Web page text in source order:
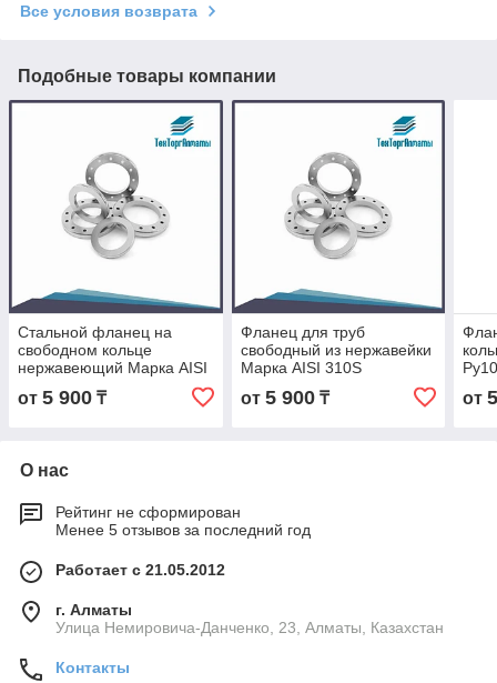
Все условия возврата
Подобные товары компании
Стальной фланец на
свободном кольце
нержавеющий Марка AISI
от 5 900 ₸
Фланец для труб
свободный из нержавейки
Марка AISI 310S
от 5 900₸ от
О нас
Рейтинг не сформирован
Менее 5 отзывов за последний год
Работает с 21.05.2012
г. Алматы
Улица Немировича-Данченко, 23, Алматы, Казахстан
Контакты